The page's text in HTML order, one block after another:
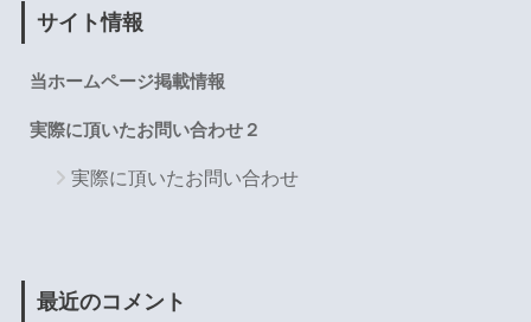
サイト情報
当ホームページ掲載情報
実際に頂いたお問い合わせ２
実際に頂いたお問い合わせ
最近のコメント